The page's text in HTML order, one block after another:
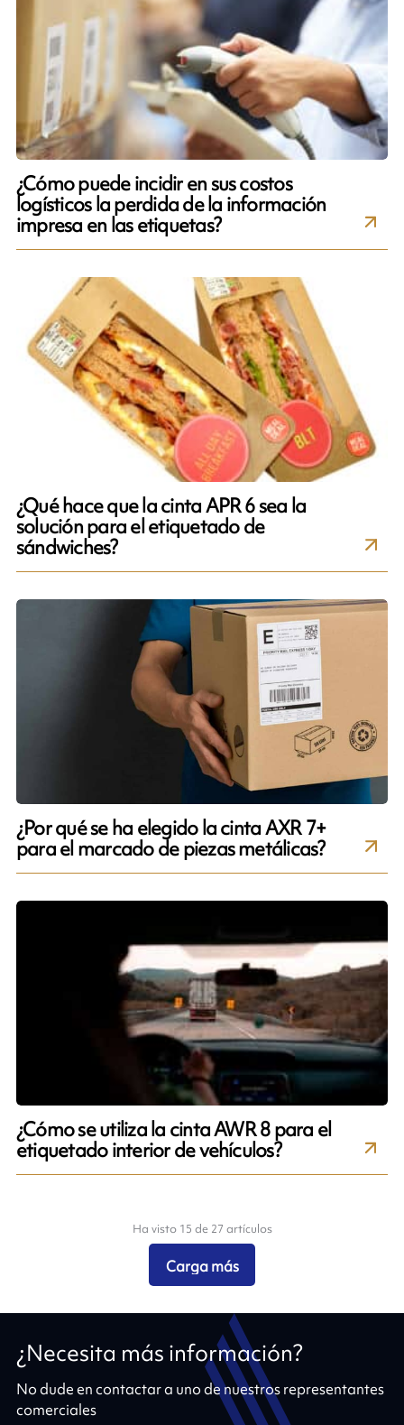
¿Cómo puede incidir en sus costos
logísticos la perdida de la información
impresa en las etiquetas?
¿Qué hace que la cinta APR 6 sea la
solución para el etiquetado de
sándwiches?
¿Por qué se ha elegido la cinta AXR 7+
para el marcado de piezas metálicas?
¿Cómo se utiliza la cinta AWR 8 para el
etiquetado interior de vehículos?
Ha visto 15 de 27 artículos
Carga más
¿Necesita más información?
No dude en contactar a uno de nuestros representantes
comerciales